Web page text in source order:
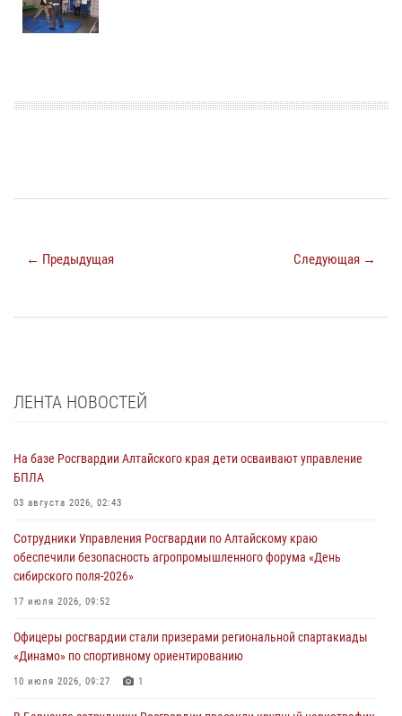
← Предыдущая Следующая →
ЛЕНТА НОВОСТЕЙ
На базе Росгвардии Алтайского края дети осваивают управление
БПЛА
03 августа 2026, 02:43
Сотрудники Управления Росгвардии по Алтайскому краю
обеспечили безопасность агропромышленного форума «День
сибирского поля-2026»
17 июля 2026, 09:52
Офицеры росгвардии стали призерами региональной спартакиады
«Динамо» по спортивному ориентированию
10 июля 2026, 09:27 1